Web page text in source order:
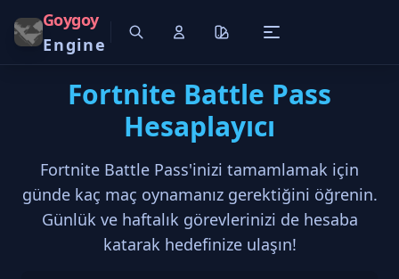
Goygoy
Engine
Fortnite Battle Pass
Hesaplayıcı
Fortnite Battle Pass'inizi tamamlamak için
günde kaç maç oynamanız gerektiğini öğrenin.
Günlük ve haftalık görevlerinizi de hesaba
katarak hedefinize ulaşın!